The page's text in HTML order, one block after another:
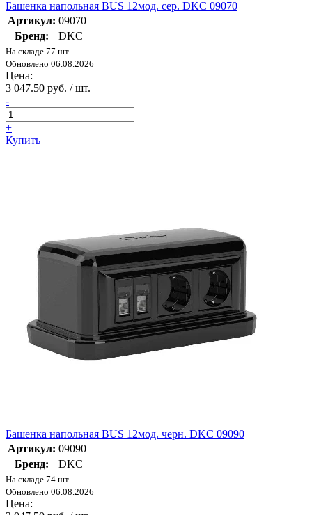
Башенка напольная BUS 12мод. сер. DKC 09070
Артикул: 09070
Бренд:
DKC
На складе 77 шт.
Обновлено 06.08.2026
Цена:
3 047.50 руб. / шт.
-
+
Купить
Башенка напольная BUS 12мод. черн. DKC 09090
Артикул: 09090
Бренд:
DKC
На складе 74 шт.
Обновлено 06.08.2026
Цена: